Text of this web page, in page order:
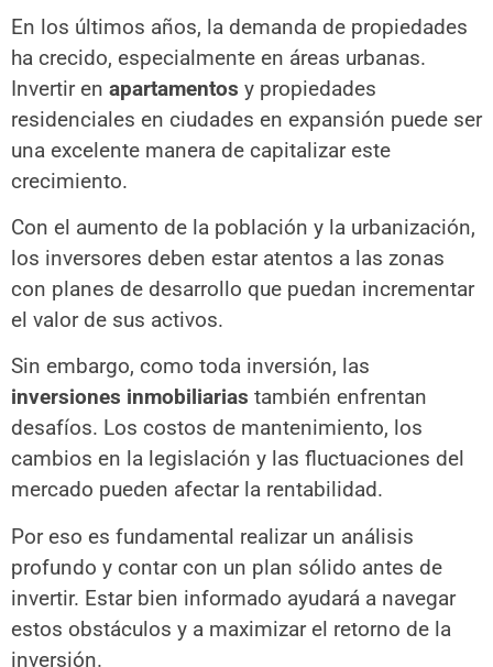
En los últimos años, la demanda de propiedades
ha crecido, especialmente en áreas urbanas.
Invertir en apartamentos y propiedades
residenciales en ciudades en expansión puede ser
una excelente manera de capitalizar este
crecimiento.
Con el aumento de la población y la urbanización,
los inversores deben estar atentos a las zonas
con planes de desarrollo que puedan incrementar
el valor de sus activos.
Sin embargo, como toda inversión, las
inversiones inmobiliarias también enfrentan
desafíos. Los costos de mantenimiento, los
cambios en la legislación y las fluctuaciones del
mercado pueden afectar la rentabilidad.
Por eso es fundamental realizar un análisis
profundo y contar con un plan sólido antes de
invertir. Estar bien informado ayudará a navegar
estos obstáculos y a maximizar el retorno de la
inversión.